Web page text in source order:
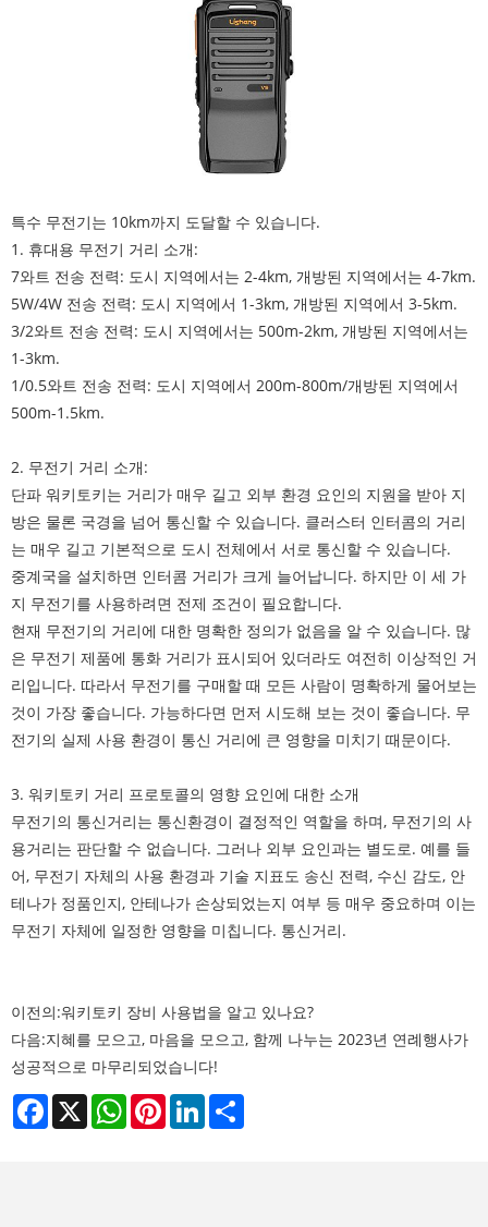
특수 무전기는 10km까지 도달할 수 있습니다.
1. 휴대용 무전기 거리 소개:
7와트 전송 전력: 도시 지역에서는 2-4km, 개방된 지역에서는 4-7km.
5W/4W 전송 전력: 도시 지역에서 1-3km, 개방된 지역에서 3-5km.
3/2와트 전송 전력: 도시 지역에서는 500m-2km, 개방된 지역에서는
1-3km.
1/0.5와트 전송 전력: 도시 지역에서 200m-800m/개방된 지역에서
500m-1.5km.
2. 무전기 거리 소개:
단파 워키토키는 거리가 매우 길고 외부 환경 요인의 지원을 받아 지
방은 물론 국경을 넘어 통신할 수 있습니다. 클러스터 인터콤의 거리
는 매우 길고 기본적으로 도시 전체에서 서로 통신할 수 있습니다.
중계국을 설치하면 인터콤 거리가 크게 늘어납니다. 하지만 이 세 가
지 무전기를 사용하려면 전제 조건이 필요합니다.
현재 무전기의 거리에 대한 명확한 정의가 없음을 알 수 있습니다. 많
은 무전기 제품에 통화 거리가 표시되어 있더라도 여전히 이상적인 거
리입니다. 따라서 무전기를 구매할 때 모든 사람이 명확하게 물어보는
것이 가장 좋습니다. 가능하다면 먼저 시도해 보는 것이 좋습니다. 무
전기의 실제 사용 환경이 통신 거리에 큰 영향을 미치기 때문이다.
3. 워키토키 거리 프로토콜의 영향 요인에 대한 소개
무전기의 통신거리는 통신환경이 결정적인 역할을 하며, 무전기의 사
용거리는 판단할 수 없습니다. 그러나 외부 요인과는 별도로. 예를 들
어, 무전기 자체의 사용 환경과 기술 지표도 송신 전력, 수신 감도, 안
테나가 정품인지, 안테나가 손상되었는지 여부 등 매우 중요하며 이는
무전기 자체에 일정한 영향을 미칩니다. 통신거리.
이전의:워키토키 장비 사용법을 알고 있나요?
다음:지혜를 모으고, 마음을 모으고, 함께 나누는 2023년 연례행사가
성공적으로 마무리되었습니다!
Facebook
X WhatsAppPinterestLinkedIn